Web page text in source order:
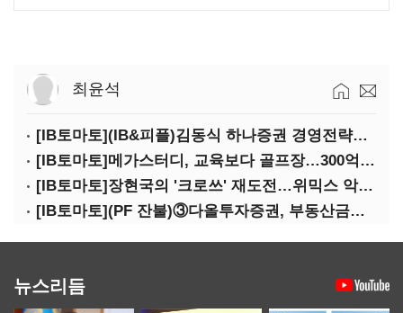
최윤석
[IB토마토](IB&피플)김동식 하나증권 경영전략본부장
[IB토마토]메가스터디, 교육보다 골프장…300억 대여 뒤 보증 리스크
[IB토마토]장현국의 '크로쓰' 재도전…위믹스 악몽 지울 수 있나
[IB토마토](PF 잔불)③다올투자증권, 부동산금융 줄였지만 정상화는 진행형
뉴스리듬